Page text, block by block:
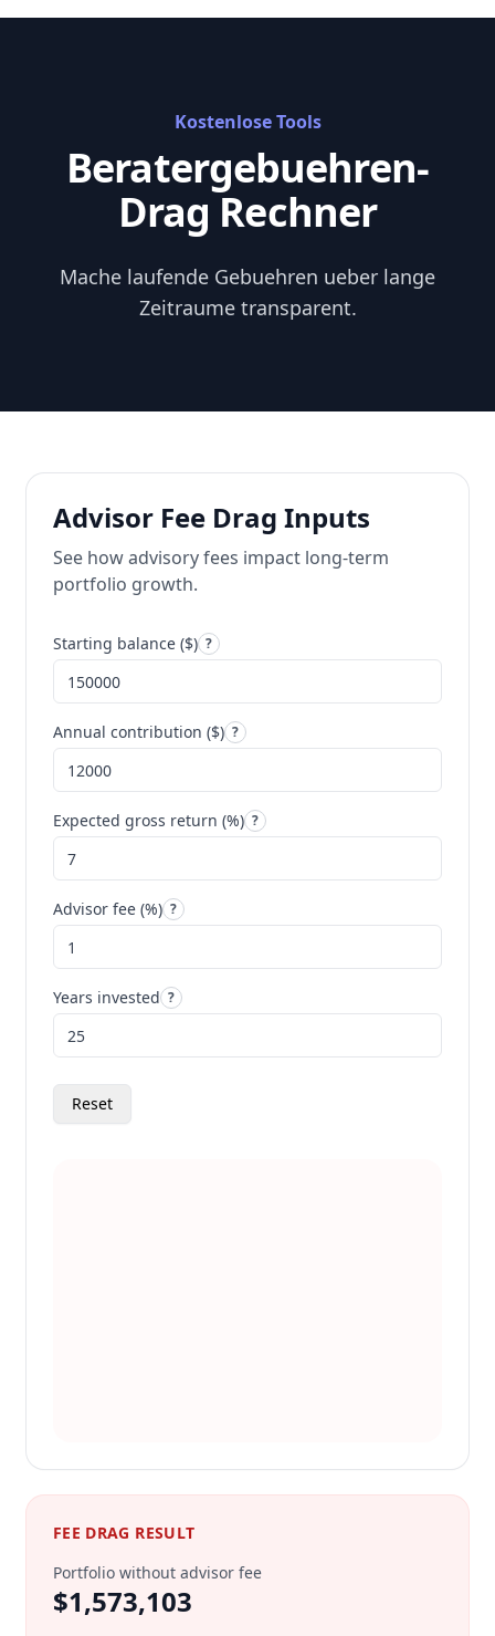
Kostenlose Tools
Beratergebuehren-
Drag Rechner
Mache laufende Gebuehren ueber lange
Zeitraume transparent.
Advisor Fee Drag Inputs
See how advisory fees impact long-term
portfolio growth.
Starting balance ($) ?
Annual contribution ($) ?
Expected gross return (%) ?
Advisor fee (%) ?
Years invested ?
Reset
FEE DRAG RESULT
Portfolio without advisor fee
$1,573,103